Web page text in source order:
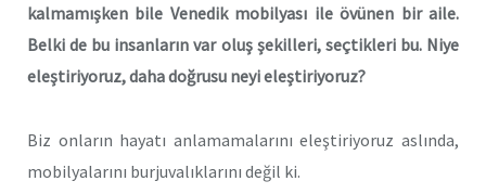
kalmamışken bile Venedik mobilyası ile övünen bir aile.
Belki de bu insanların var oluş şekilleri, seçtikleri bu. Niye
eleştiriyoruz, daha doğrusu neyi eleştiriyoruz?
Biz onların hayatı anlamamalarını eleştiriyoruz aslında,
mobilyalarını burjuvalıklarını değil ki.